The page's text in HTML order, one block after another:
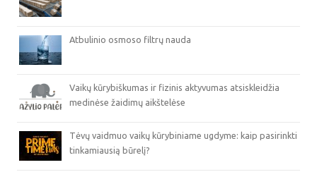
Atbulinio osmoso filtrų nauda
Vaikų kūrybiškumas ir fizinis aktyvumas atsiskleidžia
medinėse žaidimų aikštelėse
Tėvų vaidmuo vaikų kūrybiniame ugdyme: kaip pasirinkti
tinkamiausią būrelį?